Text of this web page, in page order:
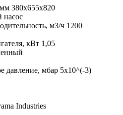
380x655x820
насос
м3/ч 1200
кВт 1,05
давление, мбар 5x10^(-3)
Industries